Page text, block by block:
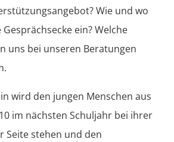
Wie und wo
ein? Welche
uns bei unseren Beratungen
wird den jungen Menschen aus
im nächsten Schuljahr bei ihrer
Seite stehen und den